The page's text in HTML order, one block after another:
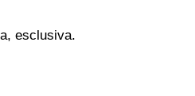
esclusiva.